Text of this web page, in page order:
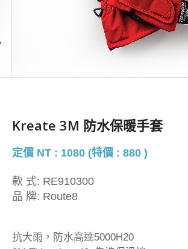
Kreate 3M 防水保暖手套
定價 NT : 1080 (特價 : 880 )
款 式: RE910300
品 牌: Route8
抗大雨，防水高達5000H20